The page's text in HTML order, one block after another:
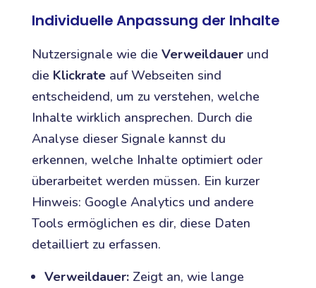
Individuelle Anpassung der Inhalte
Nutzersignale wie die Verweildauerund
die Klickrateauf Webseiten sind
entscheidend, um zu verstehen, welche
Inhalte wirklich ansprechen. Durch die
Analyse dieser Signale kannst du
erkennen, welche Inhalte optimiert oder
überarbeitet werden müssen. Ein kurzer
Hinweis: Google Analytics und andere
Tools ermöglichen es dir, diese Daten
detailliert zu erfassen.
Verweildauer:Zeigt an, wie lange